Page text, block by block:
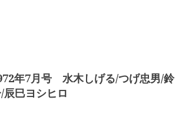
年7月号 水木しげる/つげ忠男/鈴
辰巳ヨシヒロ